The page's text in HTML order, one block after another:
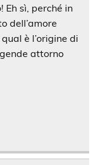
Eh sì, perché in
dell’amore
è l’origine di
attorno